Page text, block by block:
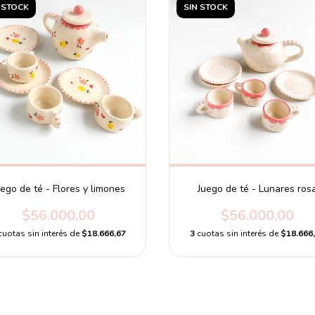
de té - Flores y limones
$56.000,00
sin interés de$18.666,67
SIN STOCK
Juego de té - Lunares
$56.000,00
3 cuotas sin interés de